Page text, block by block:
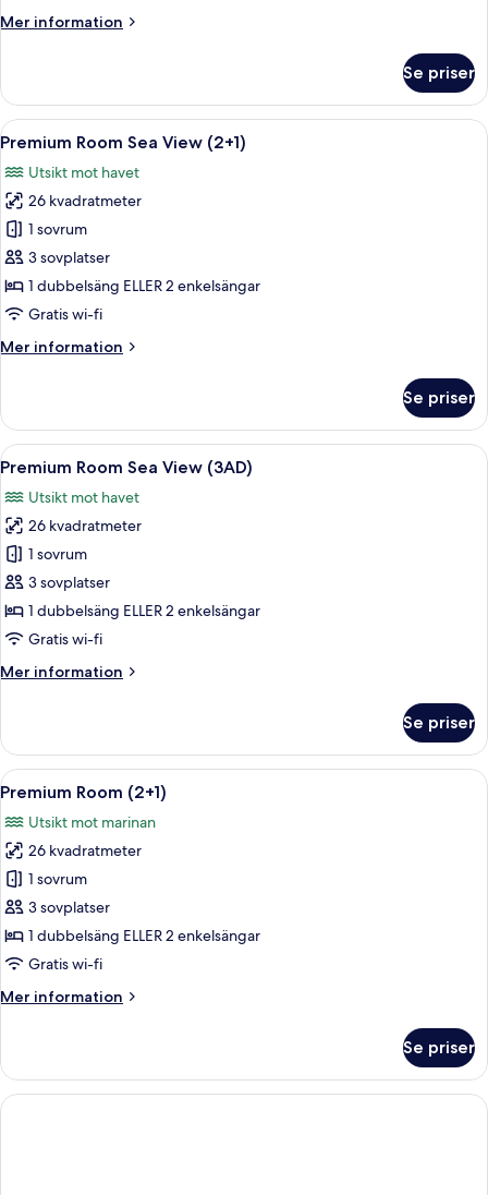
Mer information
Mer
Junior
Suite
(2+2)
Se priser
Öppna
alla
foton
för
Premium
Room
Sea
View
Ett hotellrum med två sängar, ett
8
Premium Room Sea View (2+1)
Utsikt mot havet
26 kvadratmeter
1 sovrum
3 sovplatser
1 dubbelsäng ELLER 2 enkelsängar
Gratis wi-fi
Mer information
Mer
Room
Sea
View
Se priser
Öppna
alla
foton
för
Premium
Room
Sea
View
Ett hotellrum med två sängar, ett
8
Premium Room Sea View (3AD)
Utsikt mot havet
26 kvadratmeter
1 sovrum
3 sovplatser
1 dubbelsäng ELLER 2 enkelsängar
Gratis wi-fi
Mer information
Mer
Room
Sea
View
Se priser
Öppna
alla
foton
för
Premium
Room
(2+1)
Ett hotellrum med en stor säng, ett
6
Premium Room (2+1)
Utsikt mot marinan
26 kvadratmeter
1 sovrum
3 sovplatser
1 dubbelsäng ELLER 2 enkelsängar
Gratis wi-fi
Mer information
Mer
Room
(2+1)
Se priser